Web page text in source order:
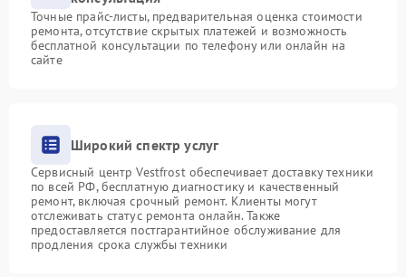
Точные прайс-листы, предварительная оценка стоимости
ремонта, отсутствие скрытых платежей и возможность
бесплатной консультации по телефону или онлайн на
сайте
Широкий спектр услуг
Сервисный центр Vestfrost обеспечивает доставку техники
по всей РФ, бесплатную диагностику и качественный
ремонт, включая срочный ремонт. Клиенты могут
отслеживать статус ремонта онлайн. Также
предоставляется постгарантийное обслуживание для
продления срока службы техники